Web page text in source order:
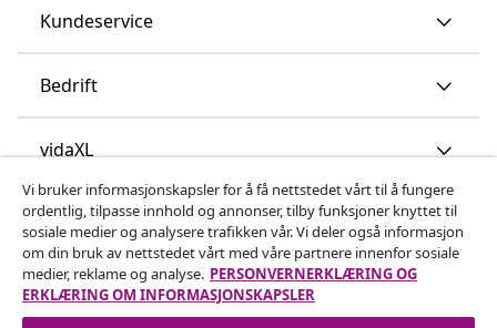
Kundeservice
Bedrift
vidaXL
Oppdag mer
Vi bruker informasjonskapsler for å få nettstedet vårt til å fungere
ordentlig, tilpasse innhold og annonser, tilby funksjoner knyttet til
sosiale medier og analysere trafikken vår. Vi deler også informasjon
om din bruk av nettstedet vårt med våre partnere innenfor sosiale
medier, reklame og analyse. PERSONVERNERKLÆRING OG
ERKLÆRING OM INFORMASJONSKAPSLER